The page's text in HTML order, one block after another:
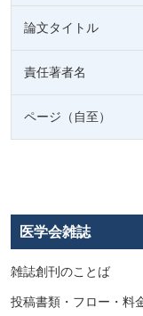
論文タイトル
責任著者名
ページ（自至）
医学会雑誌
雑誌創刊のことば
投稿書類・フロー・料